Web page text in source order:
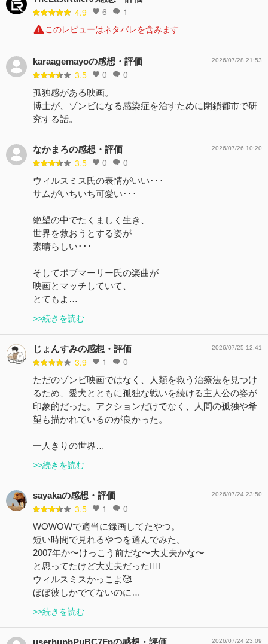
4.9 6 1
このレビューはネタバレを含みます
karaagemayoの感想・評価
3.5 0 0
2026/07/28 21:53
孤独感がある映画。
博士が、ゾンビになる感染症を治すために閉鎖都市で研
究する話。
なかまろの感想・評価
3.5 0 0
2026/07/26 10:20
ウィルスミス氏の表情がいい･･･
サムがいちいち可愛い･･･
絶望の中でたくましく生き、
世界を救おうとする姿が
素晴らしい･･･
そしてボブマーリー氏の楽曲が
映画とマッチしていて、
とてもよ…
>>続きを読む
じょんすみの感想・評価
3.9 1 0
2026/07/25 12:41
ただのゾンビ映画ではなく、人類を救う治療法を見つけ
るため、愛犬とともに孤独な戦いを続ける主人公の姿が
印象的だった。アクションだけでなく、人間の孤独や希
望も描かれているのが良かった。
一人きりの世界…
>>続きを読む
sayakaの感想・評価
3.5 1 0
2026/07/24 23:50
WOWOWで適当に録画してたやつ。
短い時間で見れるやつを選んでみた。
2007年か〜けっこう前だな〜大丈夫かな〜
と思ってたけど大丈夫だった🙆‍♀️
ウィルスミスかっこよ🥰
ほぼ彼しかでてないのに…
>>続きを読む
2026/07/24 23:09